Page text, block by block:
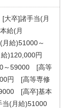
卒]諸手当(月
給(月
給)51000～
)120,000円
～59000 [高等
円 [高等専修
[高卒]基本
(月給)51000